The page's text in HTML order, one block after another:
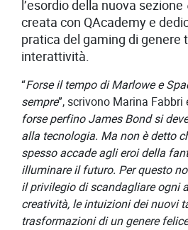
l’esordio della nuova sezione
creata con QAcademy e
pratica del gaming di genere
interattività.
“Forse il tempo di Marlowe e
sempre”, scrivono Marina Fabbri
forse perfino James Bond si
alla tecnologia. Ma non è detto
spesso accade agli eroi della
illuminare il futuro. Per questo
il privilegio di scandagliare ogni
creatività, le intuizioni dei nuovi
trasformazioni di un genere